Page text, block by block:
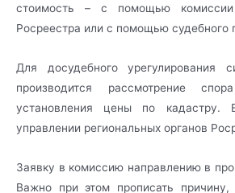
стоимость – с помощью комиссии
Росреестра или с помощью судебного
Для досудебного урегулирования
производится рассмотрение
установления цены по кадастру.
управлении региональных органов
Заявку в комиссию направлению в
Важно при этом прописать причину,